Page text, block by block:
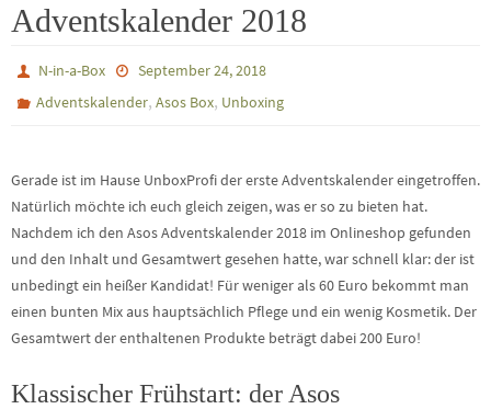
Adventskalender 2018
N-in-a-Box
September 24, 2018
Adventskalender,Asos Box, Unboxing
Gerade ist im Hause UnboxProfi der erste Adventskalender eingetroffen.
Natürlich möchte ich euch gleich zeigen, was er so zu bieten hat.
Nachdem ich den Asos Adventskalender 2018 im Onlineshop gefunden
und den Inhalt und Gesamtwert gesehen hatte, war schnell klar: der ist
unbedingt ein heißer Kandidat! Für weniger als 60 Euro bekommt man
einen bunten Mix aus hauptsächlich Pflege und ein wenig Kosmetik. Der
Gesamtwert der enthaltenen Produkte beträgt dabei 200 Euro!
Klassischer Frühstart: der Asos